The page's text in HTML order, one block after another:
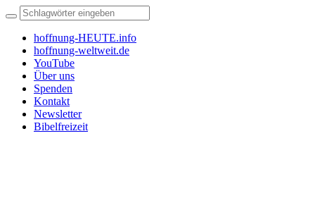
hoffnung-HEUTE.info
hoffnung-weltweit.de
YouTube
Über uns
Spenden
Kontakt
Newsletter
Bibelfreizeit